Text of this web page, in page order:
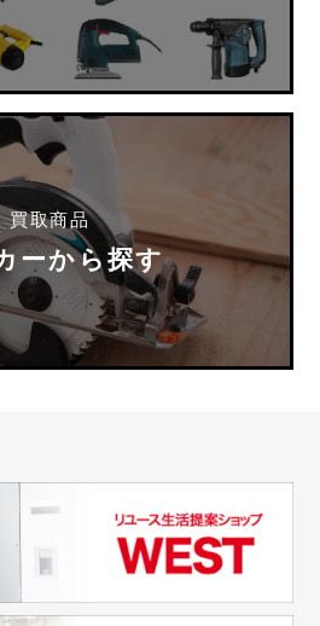
買取商品
ーから探す